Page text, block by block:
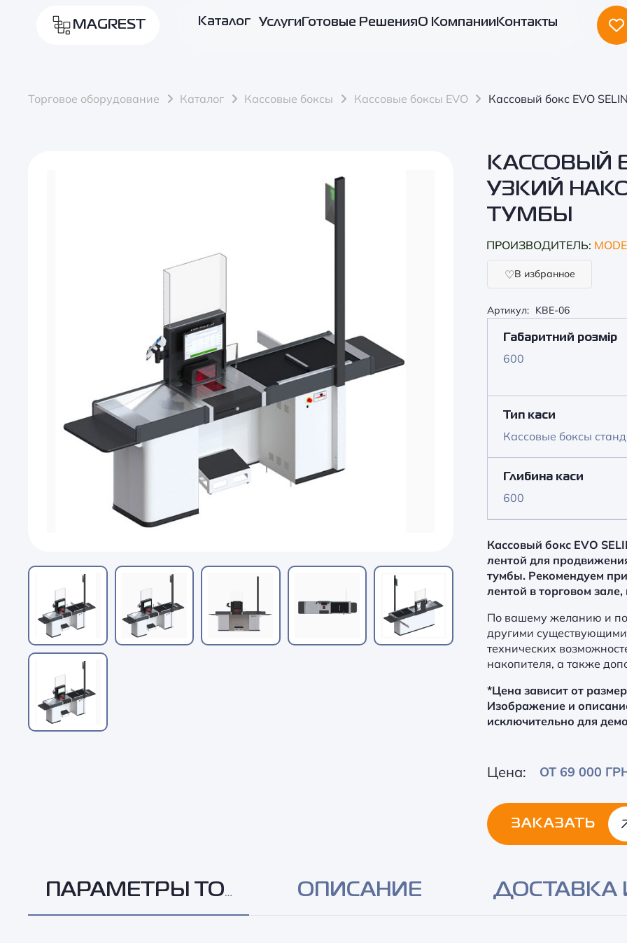
MAGREST Каталог Услуги Готовые РешенияО Компании Контакты
Торговое оборудование Каталог Кассовые боксы Кассовые боксы EVO Кассовый бокс EVO
КАССОВЫЙ
УЗКИЙ
ТУМБЫ
ПРОИЗВОДИТЕЛЬ:
В избранное
Артикул: KBE-06
Габаритний розмір
600
Тип каси
Кассовые боксы
Глибина каси
600
Кассовый бокс EVO
лентой для
тумбы. Рекомендуем
лентой в торговом
По вашему желанию и
другими
технических
накопителя, а также
*Цена зависит от
Изображение и
исключительно для
Цена: ОТ 69 000
ЗАКАЗАТЬ
ПАРАМЕТРЫ ТОВАРА ОПИСАНИЕ ДОСТАВКА